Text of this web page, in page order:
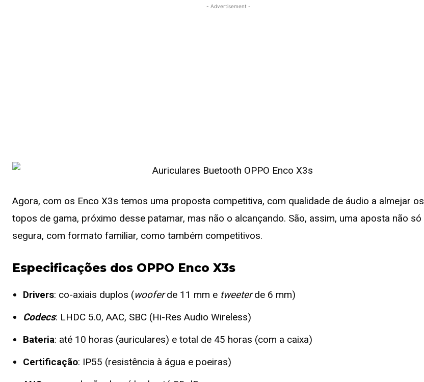
- Advertisement -
Agora, com os Enco X3s temos uma proposta competitiva, com qualidade de áudio a almejar os
topos de gama, próximo desse patamar, mas não o alcançando. São, assim, uma aposta não só
segura, com formato familiar, como também competitivos.
Especificações dos OPPO Enco X3s
Drivers: co-axiais duplos (wooferde 11 mm e tweeterde 6 mm)
Codecs: LHDC 5.0, AAC, SBC (Hi-Res Audio Wireless)
Bateria: até 10 horas (auriculares) e total de 45 horas (com a caixa)
Certificação: IP55 (resistência à água e poeiras)